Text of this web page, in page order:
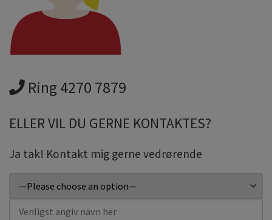
Ring 4270 7879
ELLER VIL DU GERNE KONTAKTES?
Ja tak! Kontakt mig gerne vedrørende